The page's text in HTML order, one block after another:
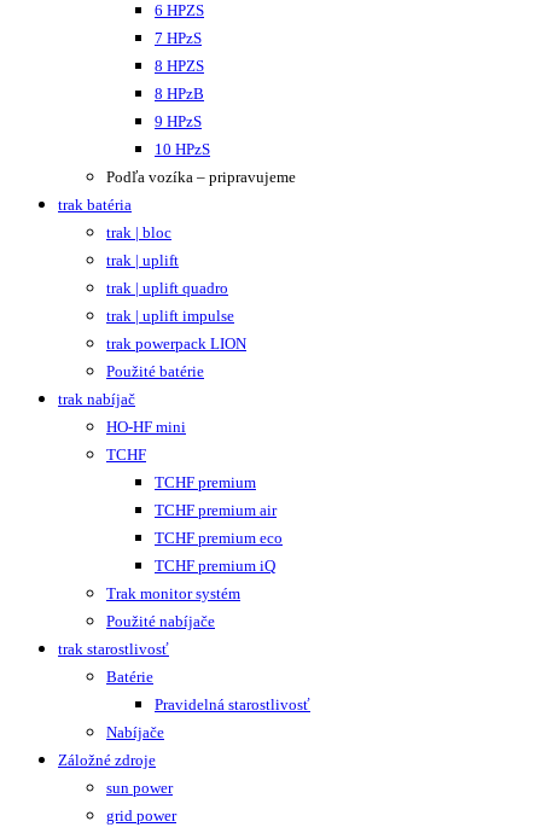
6 HPZS
7 HPzS
8 HPZS
8 HPzB
9 HPzS
10 HPzS
Podľa vozíka – pripravujeme
trak batéria
trak | bloc
trak | uplift
trak | uplift quadro
trak | uplift impulse
trak powerpack LION
Použité batérie
trak nabíjač
HO-HF mini
TCHF
TCHF premium
TCHF premium air
TCHF premium eco
TCHF premium iQ
Trak monitor systém
Použité nabíjače
trak starostlivosť
Batérie
Pravidelná starostlivosť
Nabíjače
Záložné zdroje
sun power
grid power